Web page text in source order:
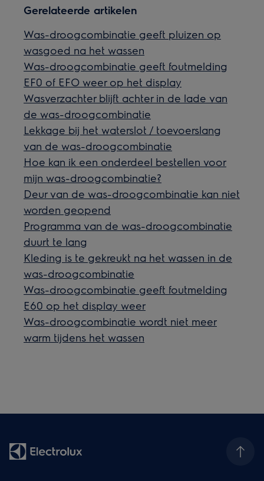
Gerelateerde artikelen
Was-droogcombinatie geeft pluizen op
wasgoed na het wassen
Was-droogcombinatie geeft foutmelding
EF0 of EFO weer op het display
Wasverzachter blijft achter in de lade van
de was-droogcombinatie
Lekkage bij het waterslot / toevoerslang
van de was-droogcombinatie
Hoe kan ik een onderdeel bestellen voor
mijn was-droogcombinatie?
Deur van de was-droogcombinatie kan niet
worden geopend
Programma van de was-droogcombinatie
duurt te lang
Kleding is te gekreukt na het wassen in de
was-droogcombinatie
Was-droogcombinatie geeft foutmelding
E60 op het display weer
Was-droogcombinatie wordt niet meer
warm tijdens het wassen